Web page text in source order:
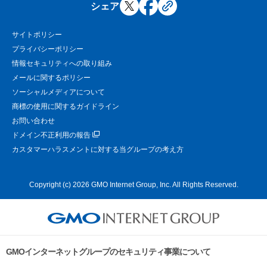
シェア
サイトポリシー
プライバシーポリシー
情報セキュリティへの取り組み
メールに関するポリシー
ソーシャルメディアについて
商標の使用に関するガイドライン
お問い合わせ
ドメイン不正利用の報告
カスタマーハラスメントに対する当グループの考え方
Copyright (c) 2026 GMO Internet Group, Inc. All Rights Reserved.
GMOインターネットグループのセキュリティ事業について